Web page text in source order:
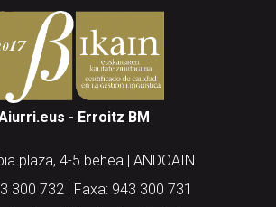
- Erroitz BM
plaza, 4-5 behea | ANDOAIN
300 732 | Faxa: 943 300 731